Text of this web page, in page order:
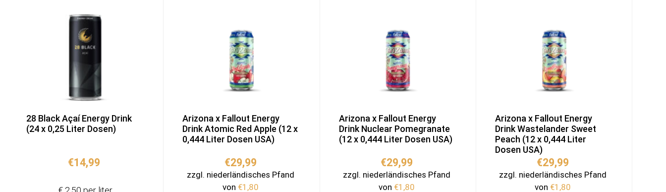
28 Black Açaí Energy Drink
(24 x 0,25 Liter Dosen)
€14,99
Arizona x Fallout Energy
Drink Atomic Red Apple (12 x
0,444 Liter Dosen USA)
€29,99
zzgl. niederländisches Pfand
von €1,80
Arizona x Fallout Energy
Drink Nuclear Pomegranate
(12 x 0,444 Liter Dosen USA)
€29,99
zzgl. niederländisches Pfand
von €1,80
Arizona x Fallout Energy
Drink Wastelander Sweet
Peach (12 x 0,444 Liter
Dosen USA)
€29,99
zzgl. niederländisches Pfand
von €1,80